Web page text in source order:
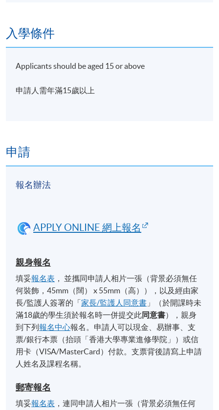
入學條件
Applicants should be aged 15 or above
申請人需年滿15歲以上
申請
報名辦法
APPLY ONLINE 網上報名
親身報名
填妥報名表 ， 並攜同申請人相片一張（背景必須無任
何裝飾，45mm（闊） x 55mm（高）），以及經由家
長/監護人簽署的「家長/監護人同意書 」（於開課時未
滿18歲的學生須於報名時一併提交此同意書），親身
到下列報名中心報名。申請人可以現金、易辦事、支
票/銀行本票（抬頭「香港大學專業進修學院」）或信
用卡（VISA/MasterCard）付款。支票背後請寫上申請
人姓名及課程名稱。
郵寄報名
填妥報名表 ，連同申請人相片一張（背景必須無任何